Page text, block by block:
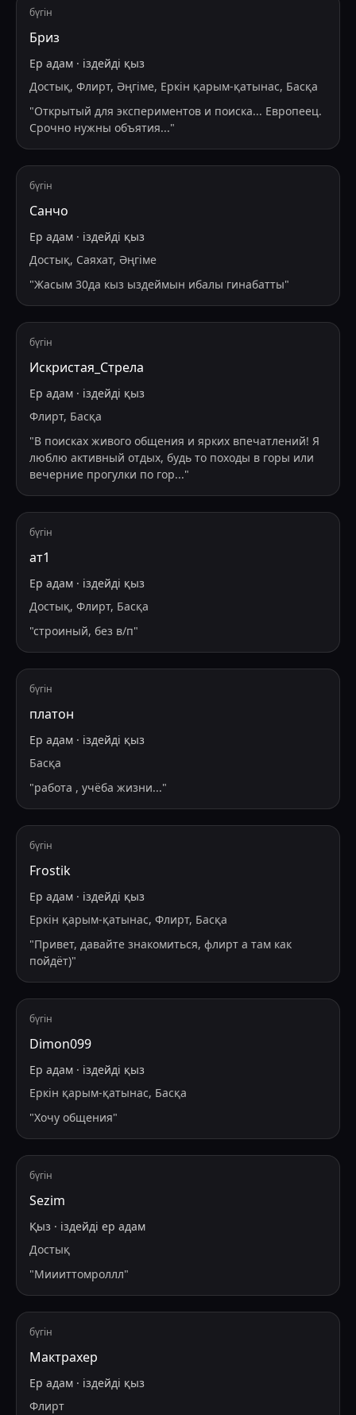
бүгін
Бриз
Ер адам · іздейді қыз
Достық, Флирт, Әңгіме, Еркін қарым-қатынас, Басқа
"Открытый для экспериментов и поиска... Европеец.
Срочно нужны объятия..."
бүгін
Санчо
Ер адам · іздейді қыз
Достық, Саяхат, Әңгіме
"Жасым 30да кыз ыздеймын ибалы гинабатты"
бүгін
Искристая_Стрела
Ер адам · іздейді қыз
Флирт, Басқа
"В поисках живого общения и ярких впечатлений! Я
люблю активный отдых, будь то походы в горы или
вечерние прогулки по гор..."
бүгін
ат1
Ер адам · іздейді қыз
Достық, Флирт, Басқа
"строиный, без в/п"
бүгін
платон
Ер адам · іздейді қыз
Басқа
"работа , учёба жизни..."
бүгін
Frostik
Ер адам · іздейді қыз
Еркін қарым-қатынас, Флирт, Басқа
"Привет, давайте знакомиться, флирт а там как
пойдёт)"
бүгін
Dimon099
Ер адам · іздейді қыз
Еркін қарым-қатынас, Басқа
"Хочу общения"
бүгін
Sezim
Қыз · іздейді ер адам
Достық
"Миииттомроллл"
бүгін
Мактрахер
Ер адам · іздейді қыз
Флирт